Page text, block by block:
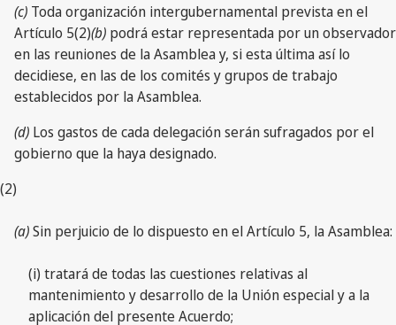
(c) Toda organización intergubernamental prevista en el
Artículo 5(2)(b) podrá estar representada por un observador
en las reuniones de la Asamblea y, si esta última así lo
decidiese, en las de los comités y grupos de trabajo
establecidos por la Asamblea.
(d) Los gastos de cada delegación serán sufragados por el
gobierno que la haya designado.
(2)
(a)Sin perjuicio de lo dispuesto en el Artículo 5, la Asamblea:
(i) tratará de todas las cuestiones relativas al
mantenimiento y desarrollo de la Unión especial y a la
aplicación del presente Acuerdo;